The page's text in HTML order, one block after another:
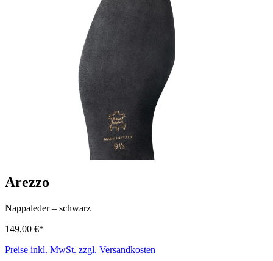
Arezzo
Nappaleder – schwarz
149,00 €*
Preise inkl. MwSt. zzgl. Versandkosten